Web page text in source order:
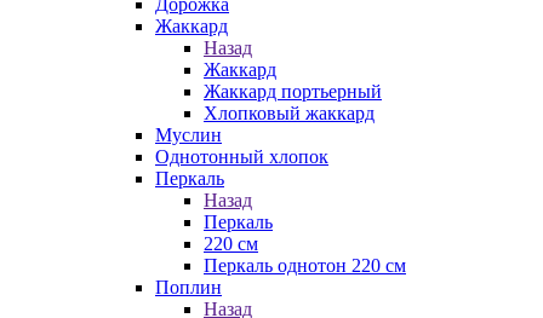
Дорожка
Жаккард
Назад
Жаккард
Жаккард портьерный
Хлопковый жаккард
Муслин
Однотонный хлопок
Перкаль
Назад
Перкаль
220 см
Перкаль однотон 220 см
Поплин
Назад